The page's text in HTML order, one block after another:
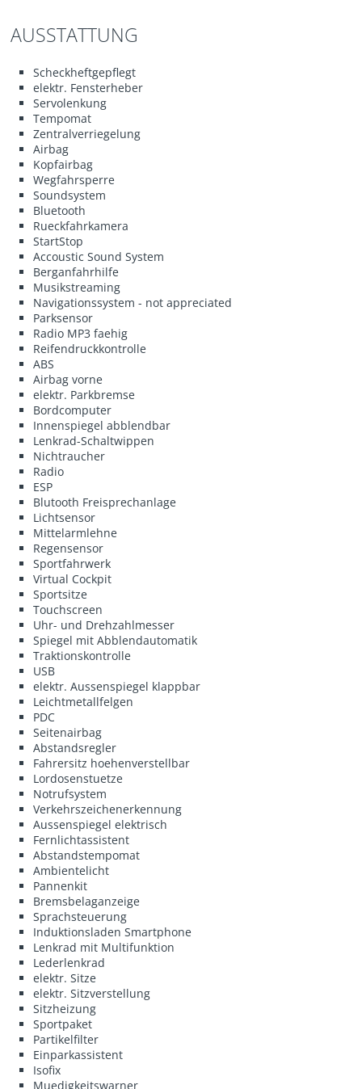
AUSSTATTUNG
Scheckheftgepflegt
elektr. Fensterheber
Servolenkung
Tempomat
Zentralverriegelung
Airbag
Kopfairbag
Wegfahrsperre
Soundsystem
Bluetooth
Rueckfahrkamera
StartStop
Accoustic Sound System
Berganfahrhilfe
Musikstreaming
Navigationssystem - not appreciated
Parksensor
Radio MP3 faehig
Reifendruckkontrolle
ABS
Airbag vorne
elektr. Parkbremse
Bordcomputer
Innenspiegel abblendbar
Lenkrad-Schaltwippen
Nichtraucher
Radio
ESP
Blutooth Freisprechanlage
Lichtsensor
Mittelarmlehne
Regensensor
Sportfahrwerk
Virtual Cockpit
Sportsitze
Touchscreen
Uhr- und Drehzahlmesser
Spiegel mit Abblendautomatik
Traktionskontrolle
USB
elektr. Aussenspiegel klappbar
Leichtmetallfelgen
PDC
Seitenairbag
Abstandsregler
Fahrersitz hoehenverstellbar
Lordosenstuetze
Notrufsystem
Verkehrszeichenerkennung
Aussenspiegel elektrisch
Fernlichtassistent
Abstandstempomat
Ambientelicht
Pannenkit
Bremsbelaganzeige
Sprachsteuerung
Induktionsladen Smartphone
Lenkrad mit Multifunktion
Lederlenkrad
elektr. Sitze
elektr. Sitzverstellung
Sitzheizung
Sportpaket
Partikelfilter
Einparkassistent
Isofix
Muedigkeitswarner